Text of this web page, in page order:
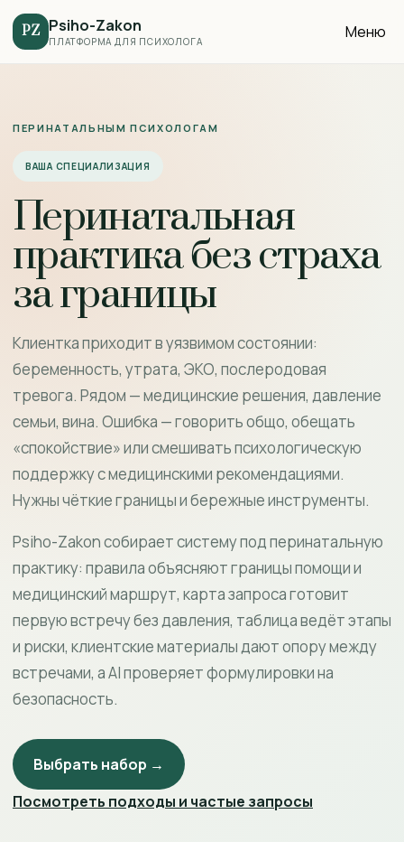
PZ Psiho-Zakon
ПЛАТФОРМА ДЛЯ ПСИХОЛОГА Меню
ПЕРИНАТАЛЬНЫМ ПСИХОЛОГАМ
ВАША СПЕЦИАЛИЗАЦИЯ
Перинатальная
практика без страха
за границы
Клиентка приходит в уязвимом состоянии:
беременность, утрата, ЭКО, послеродовая
тревога. Рядом — медицинские решения, давление
семьи, вина. Ошибка — говорить общо, обещать
«спокойствие» или смешивать психологическую
поддержку с медицинскими рекомендациями.
Нужны чёткие границы и бережные инструменты.
Psiho-Zakon собирает систему под перинатальную
практику: правила объясняют границы помощи и
медицинский маршрут, карта запроса готовит
первую встречу без давления, таблица ведёт этапы
и риски, клиентские материалы дают опору между
встречами, а AI проверяет формулировки на
безопасность.
Выбрать набор →
Посмотреть подходы и частые запросы